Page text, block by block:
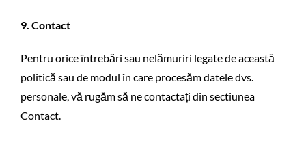
9. Contact
Pentru orice întrebări sau nelămuriri legate de această
politică sau de modul în care procesăm datele dvs.
personale, vă rugăm să ne contactați din sectiunea
Contact.